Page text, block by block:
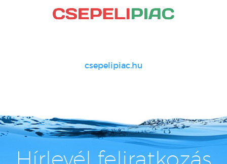
csepelipiac.hu
Hírlevél feliratkozás